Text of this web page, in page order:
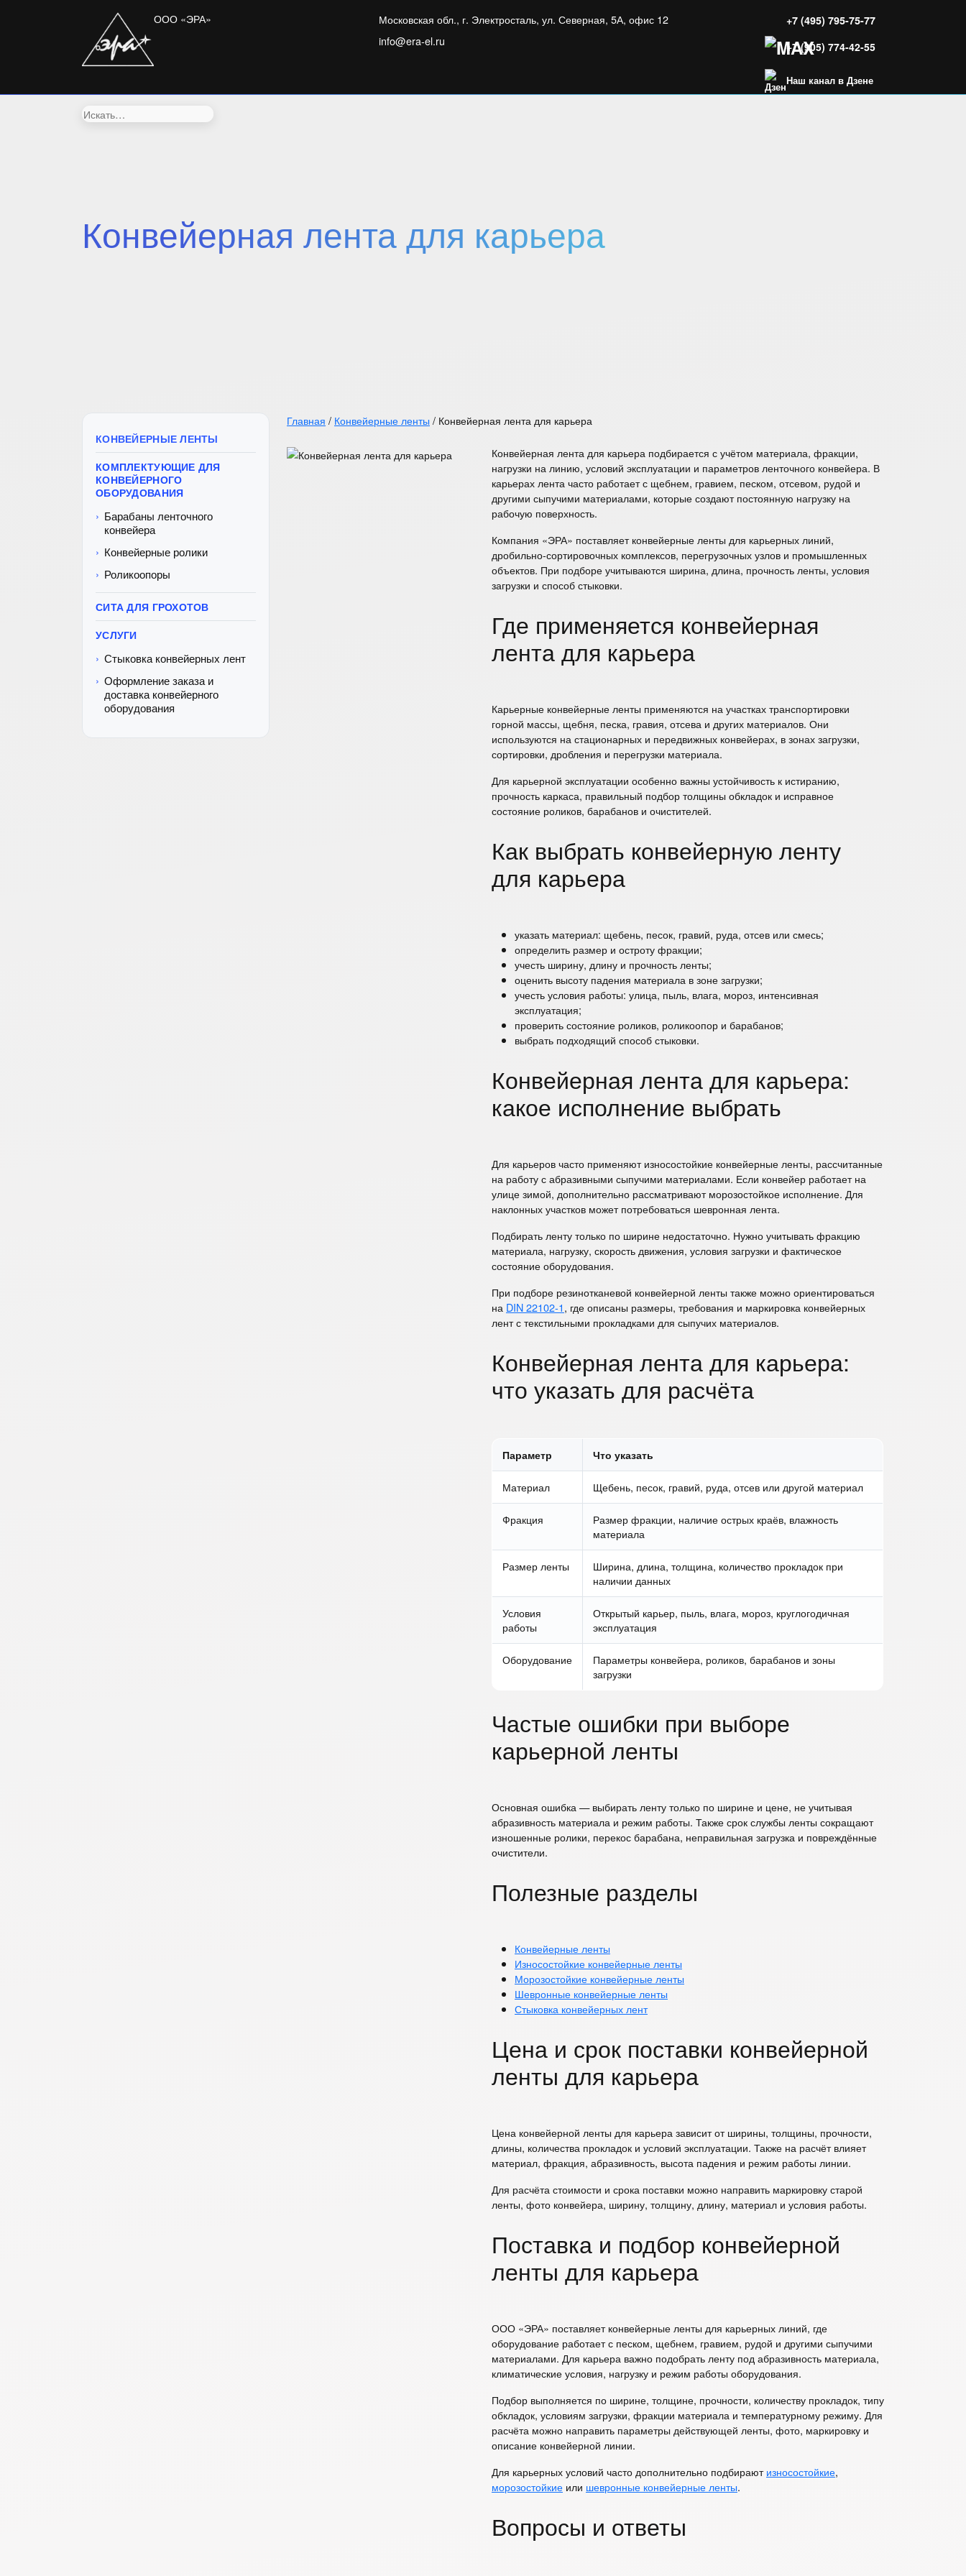
ООО «ЭРА»
Московская обл., г. Электросталь, ул. Северная, 5А, офис 12
info@era-el.ru
+7 (495) 795-75-77
+7 (905) 774-42-55
Наш канал в Дзене
Искать:
Конвейерная лента для карьера
КОНВЕЙЕРНЫЕ ЛЕНТЫ
КОМПЛЕКТУЮЩИЕ ДЛЯ
КОНВЕЙЕРНОГО
ОБОРУДОВАНИЯ
Барабаны ленточного
конвейера
Конвейерные ролики
Роликоопоры
СИТА ДЛЯ ГРОХОТОВ
УСЛУГИ
Стыковка конвейерных лент
Оформление заказа и
доставка конвейерного
оборудования
Главная / Конвейерные ленты / Конвейерная лента для карьера
Конвейерная лента для карьера подбирается с учётом материала, фракции,
нагрузки на линию, условий эксплуатации и параметров ленточного конвейера. В
карьерах лента часто работает с щебнем, гравием, песком, отсевом, рудой и
другими сыпучими материалами, которые создают постоянную нагрузку на
рабочую поверхность.
Компания «ЭРА» поставляет конвейерные ленты для карьерных линий,
дробильно-сортировочных комплексов, перегрузочных узлов и промышленных
объектов. При подборе учитываются ширина, длина, прочность ленты, условия
загрузки и способ стыковки.
Где применяется конвейерная
лента для карьера
Карьерные конвейерные ленты применяются на участках транспортировки
горной массы, щебня, песка, гравия, отсева и других материалов. Они
используются на стационарных и передвижных конвейерах, в зонах загрузки,
сортировки, дробления и перегрузки материала.
Для карьерной эксплуатации особенно важны устойчивость к истиранию,
прочность каркаса, правильный подбор толщины обкладок и исправное
состояние роликов, барабанов и очистителей.
Как выбрать конвейерную ленту
для карьера
указать материал: щебень, песок, гравий, руда, отсев или смесь;
определить размер и остроту фракции;
учесть ширину, длину и прочность ленты;
оценить высоту падения материала в зоне загрузки;
учесть условия работы: улица, пыль, влага, мороз, интенсивная
эксплуатация;
проверить состояние роликов, роликоопор и барабанов;
выбрать подходящий способ стыковки.
Конвейерная лента для карьера:
какое исполнение выбрать
Для карьеров часто применяют износостойкие конвейерные ленты, рассчитанные
на работу с абразивными сыпучими материалами. Если конвейер работает на
улице зимой, дополнительно рассматривают морозостойкое исполнение. Для
наклонных участков может потребоваться шевронная лента.
Подбирать ленту только по ширине недостаточно. Нужно учитывать фракцию
материала, нагрузку, скорость движения, условия загрузки и фактическое
состояние оборудования.
При подборе резинотканевой конвейерной ленты также можно ориентироваться
на DIN 22102-1, где описаны размеры, требования и маркировка конвейерных
лент с текстильными прокладками для сыпучих материалов.
Конвейерная лента для карьера:
что указать для расчёта
Параметр Что указать
Материал Щебень, песок, гравий, руда, отсев или другой материал
Фракция
Размер фракции, наличие острых краёв, влажность
материала
Размер ленты
Ширина, длина, толщина, количество прокладок при
наличии данных
Условия
работы
Открытый карьер, пыль, влага, мороз, круглогодичная
эксплуатация
Оборудование
Параметры конвейера, роликов, барабанов и зоны
загрузки
Частые ошибки при выборе
карьерной ленты
Основная ошибка — выбирать ленту только по ширине и цене, не учитывая
абразивность материала и режим работы. Также срок службы ленты сокращают
изношенные ролики, перекос барабана, неправильная загрузка и повреждённые
очистители.
Полезные разделы
Конвейерные ленты
Износостойкие конвейерные ленты
Морозостойкие конвейерные ленты
Шевронные конвейерные ленты
Стыковка конвейерных лент
Цена и срок поставки конвейерной
ленты для карьера
Цена конвейерной ленты для карьера зависит от ширины, толщины, прочности,
длины, количества прокладок и условий эксплуатации. Также на расчёт влияет
материал, фракция, абразивность, высота падения и режим работы линии.
Для расчёта стоимости и срока поставки можно направить маркировку старой
ленты, фото конвейера, ширину, толщину, длину, материал и условия работы.
Поставка и подбор конвейерной
ленты для карьера
ООО «ЭРА» поставляет конвейерные ленты для карьерных линий, где
оборудование работает с песком, щебнем, гравием, рудой и другими сыпучими
материалами. Для карьера важно подобрать ленту под абразивность материала,
климатические условия, нагрузку и режим работы оборудования.
Подбор выполняется по ширине, толщине, прочности, количеству прокладок, типу
обкладок, условиям загрузки, фракции материала и температурному режиму. Для
расчёта можно направить параметры действующей ленты, фото, маркировку и
описание конвейерной линии.
Для карьерных условий часто дополнительно подбираютизносостойкие,
морозостойкиеили шевронные конвейерные ленты.
Вопросы и ответы